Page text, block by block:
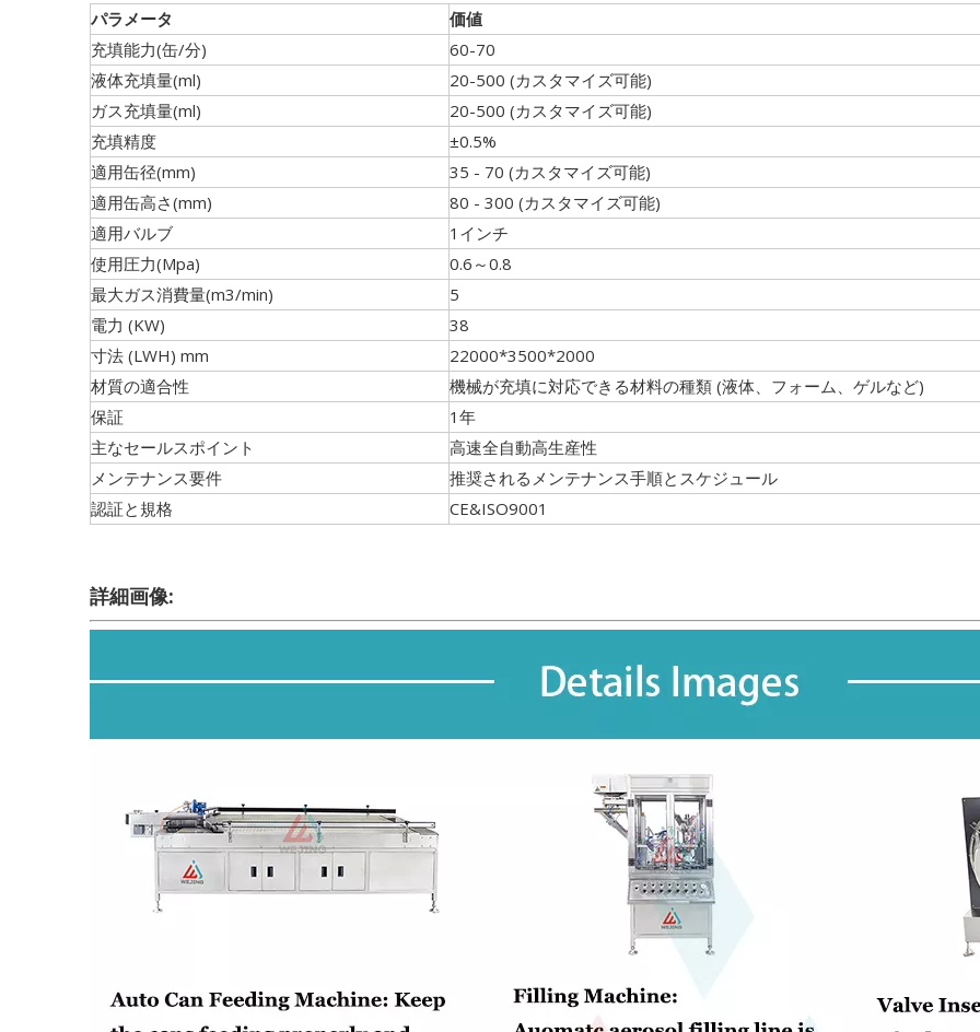
パラメータ
価値
充填能力(缶/分)
60-70
液体充填量(ml)
20-500 (カスタマイズ可能)
ガス充填量(ml)
20-500 (カスタマイズ可能)
充填精度
±0.5%
適用缶径(mm)
35 - 70 (カスタマイズ可能)
適用缶高さ(mm)
80 - 300 (カスタマイズ可能)
適用バルブ
1インチ
使用圧力(Mpa)
0.6～0.8
最大ガス消費量(m3/min)
5
電力 (KW)
38
寸法 (LWH) mm
22000*3500*2000
材質の適合性
機械が充填に対応できる材料の種類 (液体、フォーム、ゲルなど)
保証
1年
主なセールスポイント
高速全自動高生産性
メンテナンス要件
推奨されるメンテナンス手順とスケジュール
認証と規格
CE&ISO9001
詳細画像: